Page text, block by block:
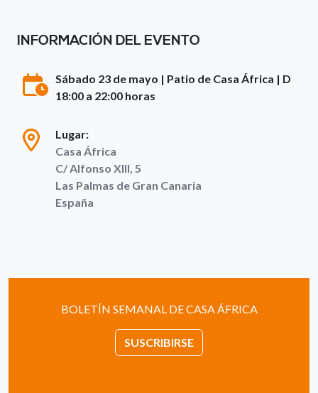
INFORMACIÓN DEL EVENTO
Sábado 23 de mayo | Patio de Casa África | D
18:00 a 22:00 horas
Lugar:
Casa África
C/ Alfonso XIII, 5
Las Palmas de Gran Canaria
España
BOLETÍN SEMANAL DE CASA ÁFRICA
SUSCRIBIRSE